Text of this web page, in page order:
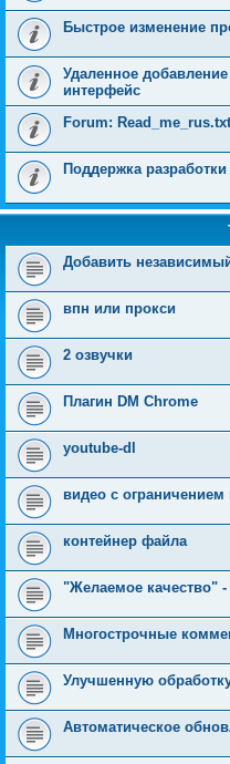
Быстрое изменение
Удаленное
интерфейс
Forum: Read_me_rus.txt
Поддержка
Добавить
впн или прокси
2 озвучки
Плагин DM Chrome
youtube-dl
видео с ограничением
контейнер файла
"Желаемое качество" -
Многострочные
Улучшенную
Автоматическое